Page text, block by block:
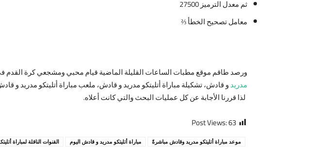
ثم معدل الترميز 27500
معامل تصحيح الخطأ ⅔
ورصد طاقم موقع مطبات الساعات القليلة الماضية قيام محبي ومشجعي كرة القدم
مدريدو قادش، تشكيلة مباراة أتليتكو مدريد و قادش، ملعب مباراة أتليتكو مدريد و
لذا قررنا الأجابة عن كل عمليات البحث والتي كانت أعلاه.
Post Views:63
القنوات الناقلة لمباراة مباراة أتليتكو مدريد و قادش اليوم موعد مباراة أتليتكو مدريد وقادش مباشرةً